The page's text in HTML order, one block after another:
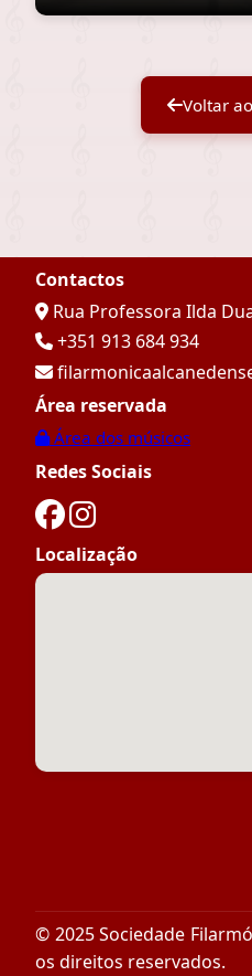
Voltar
Contactos
Rua Professora Ilda
+351 913 684 934
Área reservada
Área dos músicos
Redes Sociais
Localização
© 2025 Sociedade
os direitos reservados.